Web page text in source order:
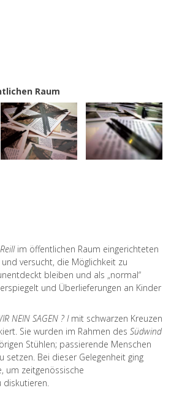
Raum
im öffentlichen Raum eingerichteten
versucht, die Möglichkeit zu
bleiben und als „normal“
und Überlieferungen an Kinder
NEIN SAGEN ? I mit schwarzen Kreuzen
Sie wurden im Rahmen des Südwind
Stühlen; passierende Menschen
Bei dieser Gelegenheit ging
um zeitgenössische
diskutieren.